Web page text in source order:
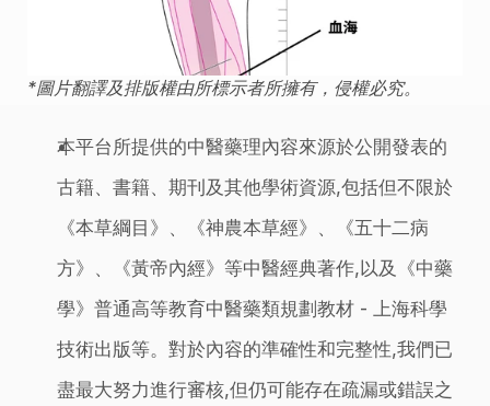
*圖片翻譯及排版權由所標示者所擁有，侵權必究。
本平台所提供的中醫藥理內容來源於公開發表的
古籍、書籍、期刊及其他學術資源,包括但不限於
《本草綱目》、《神農本草經》、《五十二病
方》、《黃帝內經》等中醫經典著作,以及《中藥
學》普通高等教育中醫藥類規劃教材 - 上海科學
技術出版等。對於內容的準確性和完整性,我們已
盡最大努力進行審核,但仍可能存在疏漏或錯誤之